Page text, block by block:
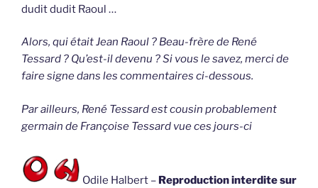
dudit dudit Raoul …
Alors, qui était Jean Raoul ? Beau-frère de René
Tessard ? Qu’est-il devenu ? Si vous le savez, merci de
faire signe dans les commentaires ci-dessous.
Par ailleurs, René Tessard est cousin probablement
germain de Françoise Tessard vue ces jours-ci
Odile Halbert – Reproduction interdite sur